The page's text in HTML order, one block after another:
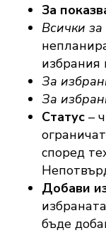
За
Всички
избрания
За
За
Статус –
според
Добави
бъде